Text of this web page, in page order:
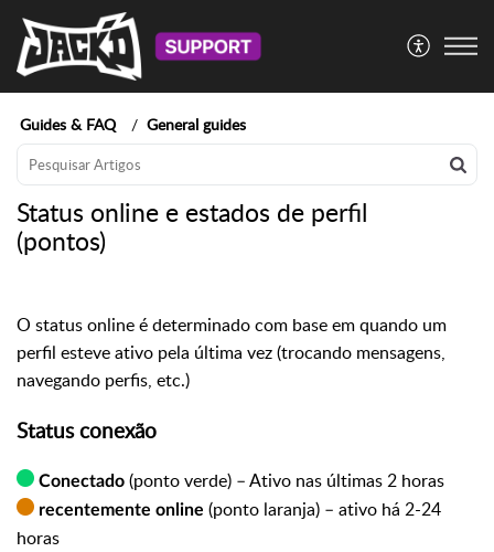
Guides & FAQ General guides
Status online e estados de perfil
(pontos)
O status online é determinado com base em quando um
perfil esteve ativo pela última vez (trocando mensagens,
navegando perfis, etc.)
Status conexão
Conectado (ponto verde) – Ativo nas últimas 2 horas
recentemente online (ponto laranja) – ativo há 2-24
horas